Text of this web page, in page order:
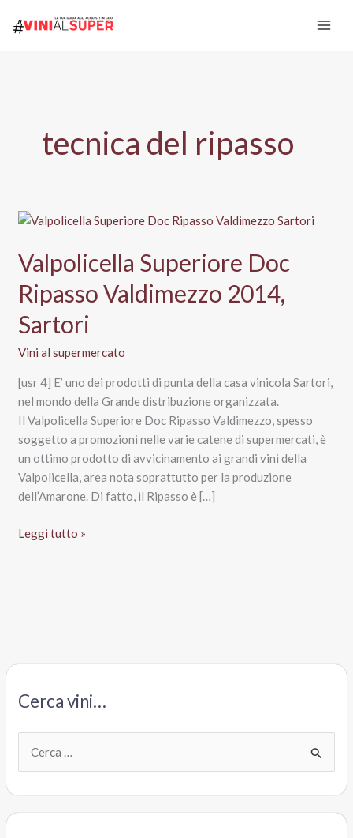
tecnica del ripasso
Valpolicella Superiore Doc
Ripasso Valdimezzo 2014,
Sartori
Vini al supermercato
[usr 4] E’ uno dei prodotti di punta della casa vinicola Sartori,
nel mondo della Grande distribuzione organizzata.
Il Valpolicella Superiore Doc Ripasso Valdimezzo, spesso
soggetto a promozioni nelle varie catene di supermercati, è
un ottimo prodotto di avvicinamento ai grandi vini della
Valpolicella, area nota soprattutto per la produzione
dell’Amarone. Di fatto, il Ripasso è […]
Valpolicella
Leggi tutto »
Cerca vini…